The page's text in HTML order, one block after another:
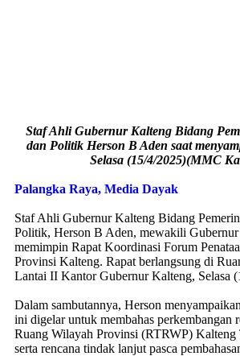
Staf Ahli Gubernur Kalteng Bidang
dan Politik Herson B Aden saat
Selasa (15/4/2025)(MMC
Palangka Raya, Media Dayak
Staf Ahli Gubernur Kalteng Bidang
Politik, Herson B Aden, mewakili
memimpin Rapat Koordinasi Forum
Provinsi Kalteng. Rapat berlangsung di
Lantai II Kantor Gubernur Kalteng, Selasa
Dalam sambutannya, Herson
ini digelar untuk membahas perkembangan
Ruang Wilayah Provinsi (RTRWP) Kalteng
serta rencana tindak lanjut pasca